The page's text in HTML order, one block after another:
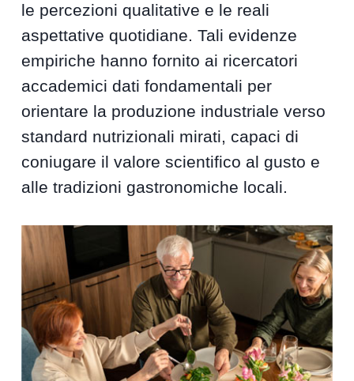
le percezioni qualitative e le reali
aspettative quotidiane. Tali evidenze
empiriche hanno fornito ai ricercatori
accademici dati fondamentali per
orientare la produzione industriale verso
standard nutrizionali mirati, capaci di
coniugare il valore scientifico al gusto e
alle tradizioni gastronomiche locali.